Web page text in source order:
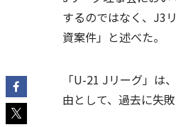
するのではなく、J3
資案件」と述べた。
「U-21 Jリーグ」は
由として、過去に失